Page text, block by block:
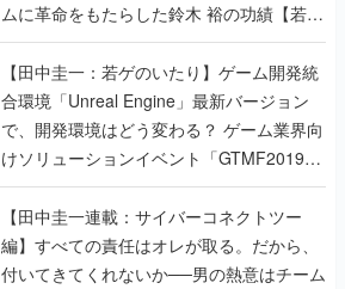
ムに革命をもたらした鈴木 裕の功績【若ゲ
のいたり】
【田中圭一：若ゲのいたり】ゲーム開発統
合環境「Unreal Engine」最新バージョン
で、開発環境はどう変わる？ ゲーム業界向
けソリューションイベント「GTMF2019」
に行って、より理解を深めよう【PR】
【田中圭一連載：サイバーコネクトツー
編】すべての責任はオレが取る。だから、
付いてきてくれないか──男の熱意はチーム